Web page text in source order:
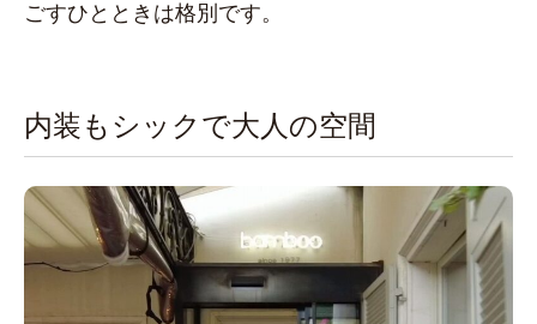
ごすひとときは格別です。
内装もシックで大人の空間